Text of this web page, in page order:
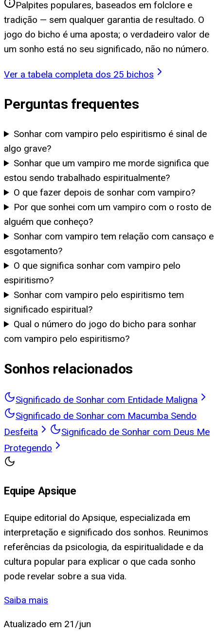
Palpites populares, baseados em folclore e
tradição — sem qualquer garantia de resultado. O
jogo do bicho é uma aposta; o verdadeiro valor de
um sonho está no seu significado, não no número.
Ver a tabela completa dos 25 bichos
Perguntas frequentes
Sonhar com vampiro pelo espiritismo é sinal de
algo grave?
Sonhar que um vampiro me morde significa que
estou sendo trabalhado espiritualmente?
O que fazer depois de sonhar com vampiro?
Por que sonhei com um vampiro com o rosto de
alguém que conheço?
Sonhar com vampiro tem relação com cansaço e
esgotamento?
O que significa sonhar com vampiro pelo
espiritismo?
Sonhar com vampiro pelo espiritismo tem
significado espiritual?
Qual o número do jogo do bicho para sonhar
com vampiro pelo espiritismo?
Sonhos relacionados
Significado de Sonhar com Entidade Maligna
Significado de Sonhar com Macumba Sendo
Desfeita
Significado de Sonhar com Deus Me
Protegendo
Equipe Apsique
Equipe editorial do Apsique, especializada em
interpretação e significado dos sonhos. Reunimos
referências da psicologia, da espiritualidade e da
cultura popular para explicar o que cada sonho
pode revelar sobre a sua vida.
Saiba mais
Atualizado em 21/jun